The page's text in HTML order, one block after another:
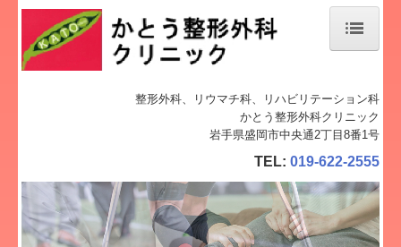
診療案内
整形外科、リウマチ科、リハビリテーション科
かとう整形外科クリニック
岩手県盛岡市中央通2丁目8番1号
TEL: 019-622-2555